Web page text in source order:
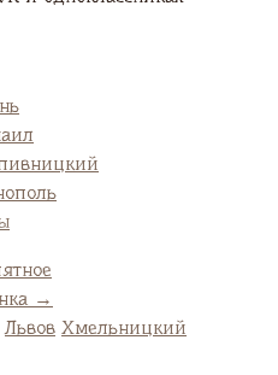
→
Львов Хмельницкий